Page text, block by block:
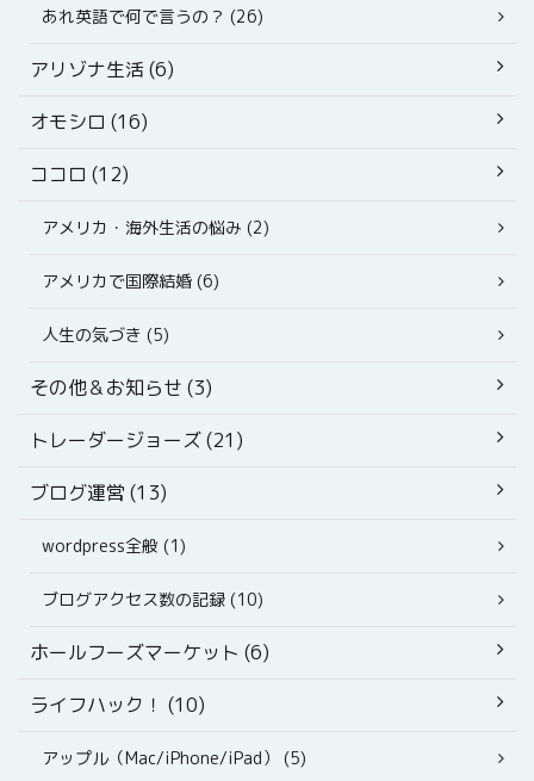
あれ英語で何で言うの？ (26)
アリゾナ生活 (6)
オモシロ (16)
ココロ (12)
アメリカ・海外生活の悩み (2)
アメリカで国際結婚 (6)
人生の気づき (5)
その他＆お知らせ (3)
トレーダージョーズ (21)
ブログ運営 (13)
wordpress全般 (1)
ブログアクセス数の記録 (10)
ホールフーズマーケット (6)
ライフハック！ (10)
アップル（Mac/iPhone/iPad） (5)